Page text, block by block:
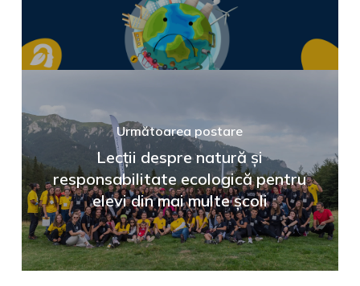
Următoarea postare
Lecții despre natură și
responsabilitate ecologică pentru
elevi din mai multe școli